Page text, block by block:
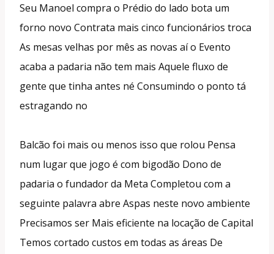
Seu Manoel compra o Prédio do lado bota um
forno novo Contrata mais cinco funcionários troca
As mesas velhas por mês as novas aí o Evento
acaba a padaria não tem mais Aquele fluxo de
gente que tinha antes né Consumindo o ponto tá
estragando no
Balcão foi mais ou menos isso que rolou Pensa
num lugar que jogo é com bigodão Dono de
padaria o fundador da Meta Completou com a
seguinte palavra abre Aspas neste novo ambiente
Precisamos ser Mais eficiente na locação de Capital
Temos cortado custos em todas as áreas De